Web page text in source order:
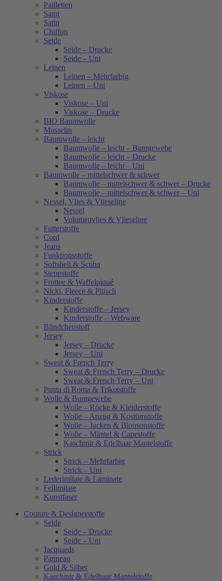
Pailletten
Samt
Satin
Chiffon
Seide
Seide – Drucke
Seide – Uni
Leinen
Leinen – Mehrfarbig
Leinen – Uni
Viskose
Viskose – Uni
Viskose – Drucke
BIO Baumwolle
Musselin
Baumwolle – leicht
Baumwolle – leicht – Buntgewebe
Baumwolle – leicht – Drucke
Baumwolle – leicht – Uni
Baumwolle – mittelschwer & schwer
Baumwolle – mittelschwer & schwer – Drucke
Baumwolle – mittelschwer & schwer – Uni
Nessel, Vlies & Vlieseline
Nessel
Volumenvlies & Vlieseline
Futterstoffe
Cord
Jeans
Funktionsstoffe
Softshell & Scuba
Steppstoffe
Frottee & Waffelpiqué
Nicki, Fleece & Plüsch
Kinderstoffe
Kinderstoffe – Jersey
Kinderstoffe – Webware
Bündchenstoff
Jersey
Jersey – Drucke
Jersey – Uni
Sweat & French Terry
Sweat & French Terry – Drucke
Sweat & French Terry – Uni
Punta di Roma & Trikotstoffe
Wolle & Buntgewebe
Wolle – Röcke & Kleiderstoffe
Wolle – Anzug & Kostümstoffe
Wolle – Jacken & Blousonstoffe
Wolle – Mäntel & Capestoffe
Kaschmir & Edelhaar Mantelstoffe
Strick
Strick – Mehrfarbig
Strick – Uni
Lederimitate & Laminate
Fellimitate
Kunstfaser
Couture & Designerstoffe
Seide
Seide – Drucke
Seide – Uni
Jacquards
Panneau
Gold & Silber
Kaschmir & Edelhaar Mantelstoffe